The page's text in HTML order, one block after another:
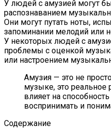
У людей с амузией могут
распознаванием
Они могут путать ноты,
запоминании мелодий или
У некоторых людей с
проблемы с оценкой
или настроением
Амузия — это не
музыке, это реальное
влияет на
воспринимать и
Содержание